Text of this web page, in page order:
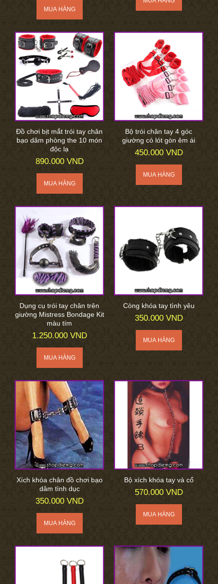
Đồ chơi bịt mắt trói tay chân
bạo dâm phòng the 10 món
độc lạ
890.000 VND
Bộ trói chân tay 4 góc
giường có lót gòn êm ái
450.000 VND
Dụng cụ trói tay chân trên
giường Mistress Bondage Kit
màu tím
1.250.000 VND
Còng khóa tay tình yêu
350.000 VND
Xích khóa chân đồ chơi bạo
dâm tình dục
350.000 VND
Bộ xích khóa tay và cổ
570.000 VND